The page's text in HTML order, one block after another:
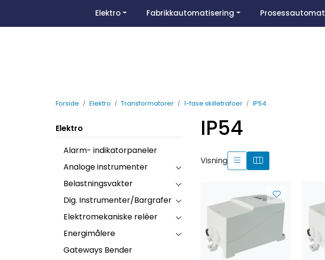
Elektro Fabrikkautomatisering
Forside Elektro Transformatorer 1-fase skilletrafoer IP54
Elektro
Alarm- indikatorpaneler
Analoge instrumenter
Belastningsvakter
Dig. Instrumenter/Bargrafer
Elektromekaniske relèer
Energimålere
Gateways Bender
IP54
Visning